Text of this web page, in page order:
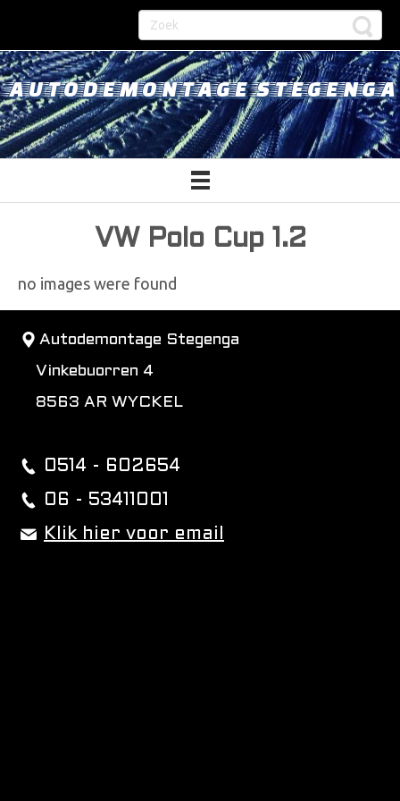
AUTODEMONTAGE STEGENGA
VW Polo Cup 1.2
no images were found
Autodemontage Stegenga
Vinkebuorren 4
8563 AR WYCKEL
0514 - 602654
06 - 53411001
Klik hier voor email